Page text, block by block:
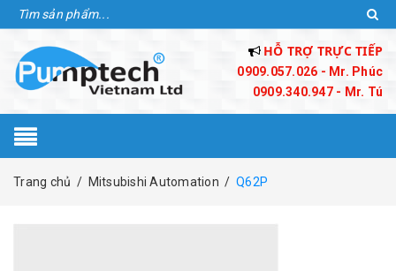
HỖ TRỢ TRỰC TIẾP
0909.057.026 - Mr. Phúc
0909.340.947 - Mr. Tú
Trang chủ / Mitsubishi Automation / Q62P